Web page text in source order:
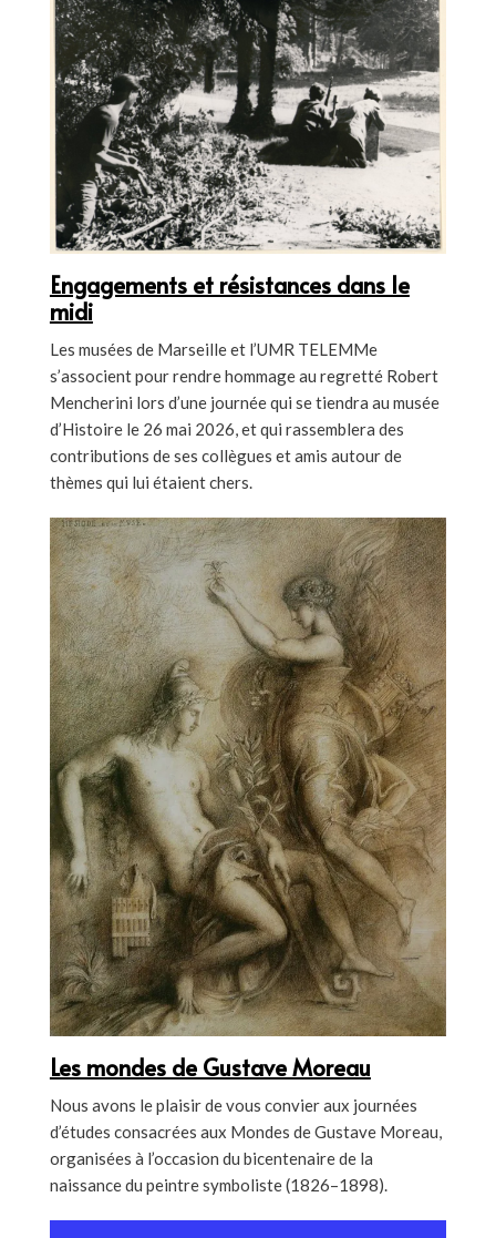
Engagements et résistances dans le
midi
Les musées de Marseille et l’UMR TELEMMe
s’associent pour rendre hommage au regretté Robert
Mencherini lors d’une journée qui se tiendra au musée
d’Histoire le 26 mai 2026, et qui rassemblera des
contributions de ses collègues et amis autour de
thèmes qui lui étaient chers.
Les mondes de Gustave Moreau
Nous avons le plaisir de vous convier aux journées
d’études consacrées aux Mondes de Gustave Moreau,
organisées à l’occasion du bicentenaire de la
naissance du peintre symboliste (1826–1898).